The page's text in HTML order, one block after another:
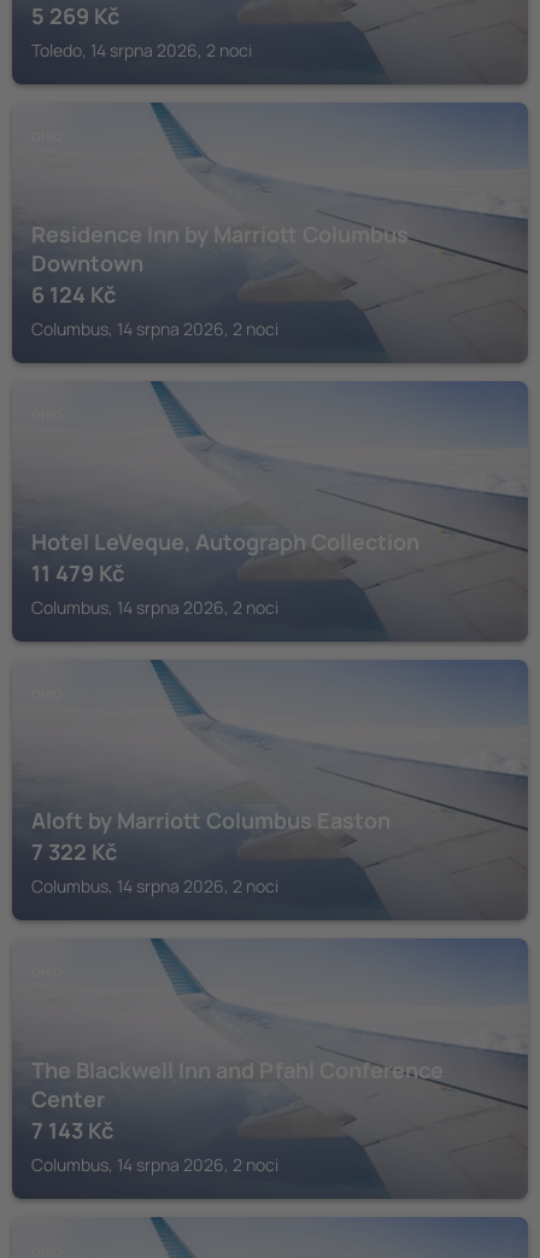
5 269 Kč
Toledo, 14 srpna 2026, 2 noci
Residence Inn by Marriott Columbus
Downtown
6 124 Kč
Columbus, 14 srpna 2026, 2 noci
Hotel LeVeque, Autograph Collection
11 479 Kč
Columbus, 14 srpna 2026, 2 noci
Aloft by Marriott Columbus Easton
7 322 Kč
Columbus, 14 srpna 2026, 2 noci
The Blackwell Inn and Pfahl Conference
Center
7 143 Kč
Columbus, 14 srpna 2026, 2 noci